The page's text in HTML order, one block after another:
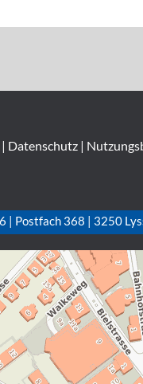
Datenschutz|
| Postfach 368 | 3250